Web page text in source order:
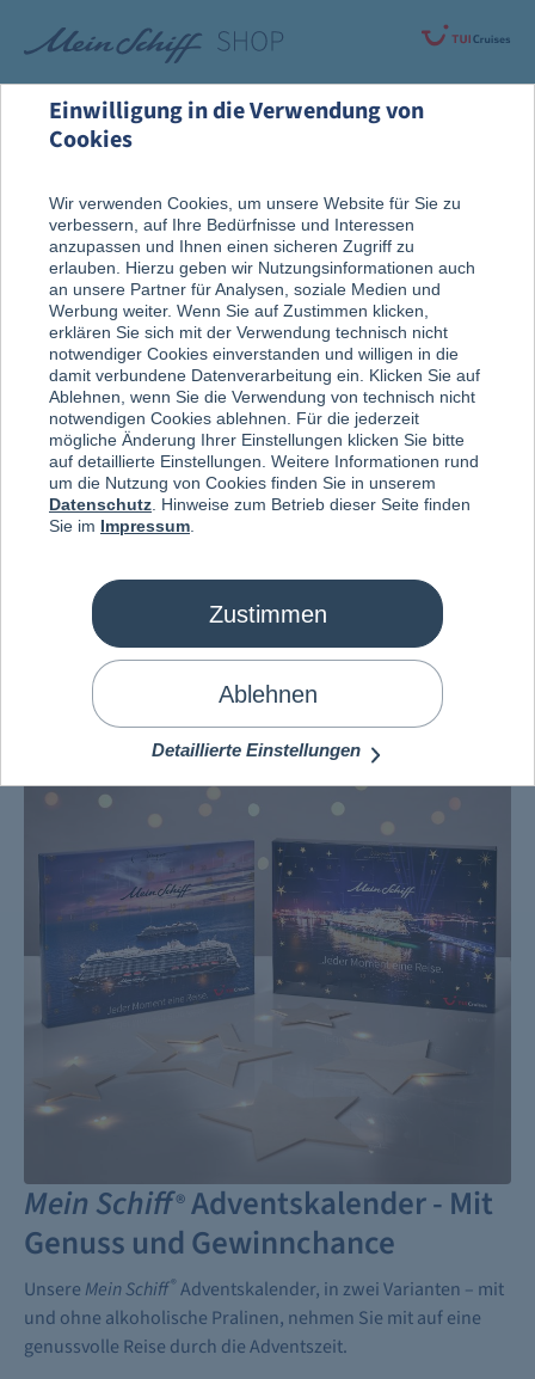
Mit Genuss und Gewinnchance –
Mein Schiff®Adventskalender
Mein Schiff
Mein Schiff®Adventskalender - Mit
Genuss und Gewinnchance
Unsere Mein Schiff® Adventskalender, in zwei Varianten – mit
und ohne alkoholische Pralinen, nehmen Sie mit auf eine
genussvolle Reise durch die Adventszeit.
Einwilligung in die Verwendung von
Cookies
Wir verwenden Cookies, um unsere Website für Sie zu
verbessern, auf Ihre Bedürfnisse und Interessen
anzupassen und Ihnen einen sicheren Zugriff zu
erlauben. Hierzu geben wir Nutzungsinformationen auch
an unsere Partner für Analysen, soziale Medien und
Werbung weiter. Wenn Sie auf Zustimmen klicken,
erklären Sie sich mit der Verwendung technisch nicht
notwendiger Cookies einverstanden und willigen in die
damit verbundene Datenverarbeitung ein. Klicken Sie auf
Ablehnen, wenn Sie die Verwendung von technisch nicht
notwendigen Cookies ablehnen. Für die jederzeit
mögliche Änderung Ihrer Einstellungen klicken Sie bitte
auf detaillierte Einstellungen. Weitere Informationen rund
um die Nutzung von Cookies finden Sie in unserem
Datenschutz . Hinweise zum Betrieb dieser Seite finden
Sie im Impressum
Zustimmen
Ablehnen
Detaillierte Einstellungen